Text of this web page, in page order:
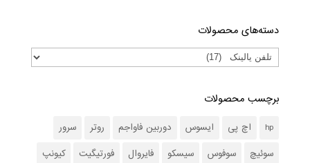
دسته‌های محصولات
برچسب محصولات
hp اچ پی ایسوس دوربین فاواجم روتر
سرور
سوئیچ
سوفوس سیسکو فایروال فورتیگیت کیونپ